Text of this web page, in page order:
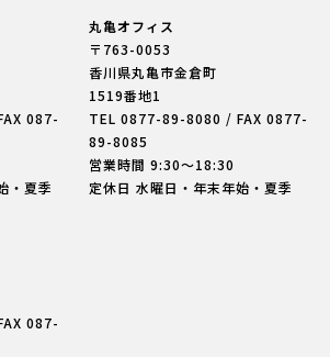
087-
・夏季
丸亀オフィス
〒763-0053
香川県丸亀市金倉町
1519番地1
TEL0877-89-8080 / FAX 0877-
89-8085
営業時間 9:30〜18:30
定休日 水曜日・年末年始・夏季
087-